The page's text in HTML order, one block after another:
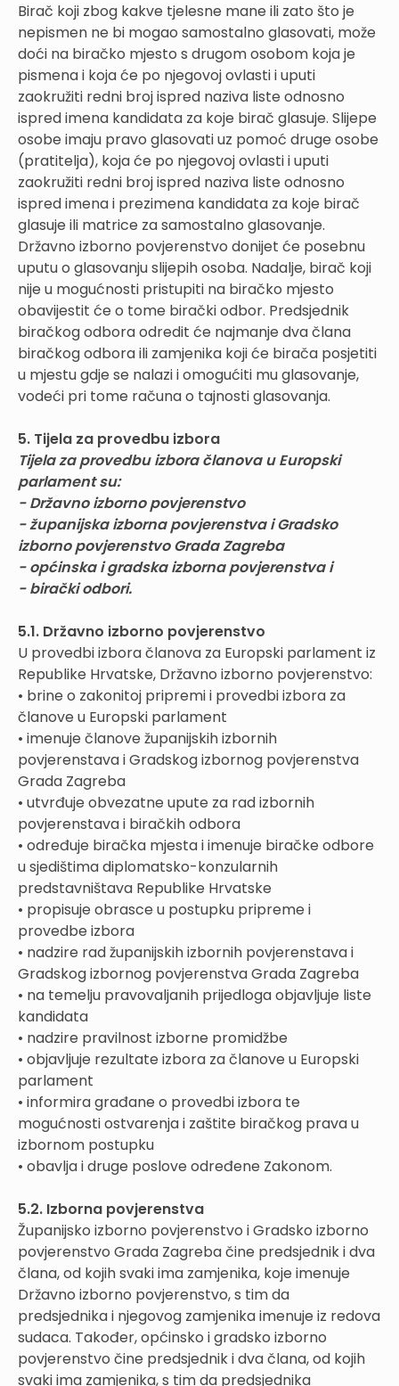
Birač koji zbog kakve tjelesne mane ili zato što je
nepismen ne bi mogao samostalno glasovati, može
doći na biračko mjesto s drugom osobom koja je
pismena i koja će po njegovoj ovlasti i uputi
zaokružiti redni broj ispred naziva liste odnosno
ispred imena kandidata za koje birač glasuje. Slijepe
osobe imaju pravo glasovati uz pomoć druge osobe
(pratitelja), koja će po njegovoj ovlasti i uputi
zaokružiti redni broj ispred naziva liste odnosno
ispred imena i prezimena kandidata za koje birač
glasuje ili matrice za samostalno glasovanje.
Državno izborno povjerenstvo donijet će posebnu
uputu o glasovanju slijepih osoba. Nadalje, birač koji
nije u mogućnosti pristupiti na biračko mjesto
obavijestit će o tome birački odbor. Predsjednik
biračkog odbora odredit će najmanje dva člana
biračkog odbora ili zamjenika koji će birača posjetiti
u mjestu gdje se nalazi i omogućiti mu glasovanje,
vodeći pri tome računa o tajnosti glasovanja.
5. Tijela za provedbu izbora
Tijela za provedbu izbora članova u Europski
parlament su:
- Državno izborno povjerenstvo
- županijska izborna povjerenstva i Gradsko
izborno povjerenstvo Grada Zagreba
- općinska i gradska izborna povjerenstva i
- birački odbori.
5.1. Državno izborno povjerenstvo
U provedbi izbora članova za Europski parlament iz
Republike Hrvatske, Državno izborno povjerenstvo:
• brine o zakonitoj pripremi i provedbi izbora za
članove u Europski parlament
• imenuje članove županijskih izbornih
povjerenstava i Gradskog izbornog povjerenstva
Grada Zagreba
• utvrđuje obvezatne upute za rad izbornih
povjerenstava i biračkih odbora
• određuje biračka mjesta i imenuje biračke odbore
u sjedištima diplomatsko-konzularnih
predstavništava Republike Hrvatske
• propisuje obrasce u postupku pripreme i
provedbe izbora
• nadzire rad županijskih izbornih povjerenstava i
Gradskog izbornog povjerenstva Grada Zagreba
• na temelju pravovaljanih prijedloga objavljuje liste
kandidata
• nadzire pravilnost izborne promidžbe
• objavljuje rezultate izbora za članove u Europski
parlament
• informira građane o provedbi izbora te
mogućnosti ostvarenja i zaštite biračkog prava u
izbornom postupku
• obavlja i druge poslove određene Zakonom.
5.2. Izborna povjerenstva
Županijsko izborno povjerenstvo i Gradsko izborno
povjerenstvo Grada Zagreba čine predsjednik i dva
člana, od kojih svaki ima zamjenika, koje imenuje
Državno izborno povjerenstvo, s tim da
predsjednika i njegovog zamjenika imenuje iz redova
sudaca. Također, općinsko i gradsko izborno
povjerenstvo čine predsjednik i dva člana, od kojih
svaki ima zamjenika, s tim da predsjednika